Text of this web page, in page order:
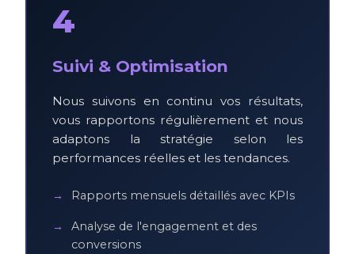
4
Suivi & Optimisation
Nous suivons en continu vos résultats,
vous rapportons régulièrement et nous
adaptons la stratégie selon les
performances réelles et les tendances.
Rapports mensuels détaillés avec KPIs
Analyse de l'engagement et des
conversions